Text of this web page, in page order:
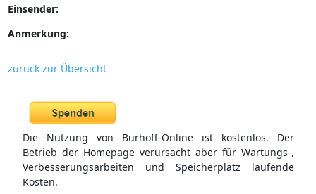
Einsender:
Anmerkung:
zurück zur Übersicht
Die Nutzung von Burhoff-Online ist kostenlos. Der
Betrieb der Homepage verursacht aber für Wartungs-,
Verbesserungsarbeiten und Speicherplatz laufende
Kosten.